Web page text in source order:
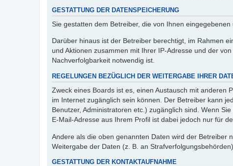
GESTATTUNG DER DATENSPEICHERUNG
Sie gestatten dem Betreiber, die von Ihnen
Darüber hinaus ist der Betreiber berechtigt, im Rahmen
und Aktionen zusammen mit Ihrer IP-Adresse und der
Nachverfolgbarkeit notwendig ist.
REGELUNGEN BEZÜGLICH DER WEITERGABE IHRER
Zweck eines Boards ist es, einen Austausch mit anderen
im Internet zugänglich sein können. Der Betreiber kann
Benutzer, Administratoren etc.) zugänglich sind. Wenn
E-Mail-Adresse aus Ihrem Profil ist dabei jedoch nur für
Andere als die oben genannten Daten wird der Betreiber
Weitergabe der Daten (z. B. an
GESTATTUNG DER KONTAKTAUFNAHME